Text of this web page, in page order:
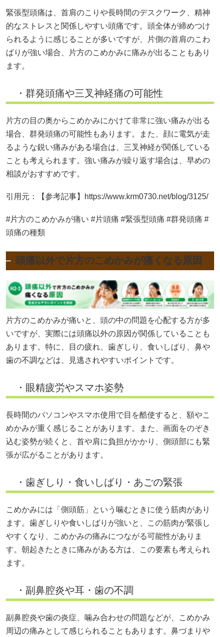
緊張型頭痛は、首肩のこりや長時間のデスクワーク、精神
的なストレスと関係しやすい頭痛です。頭全体が締めつけ
られるように感じることが多いですが、片側の首肩のこわ
ばりが強い場合、片方のこめかみに痛みが出ることもあり
ます。
・群発頭痛や三叉神経痛の可能性
片方の目の奥からこめかみにかけて非常に強い痛みが出る
場合、群発頭痛の可能性もあります。また、顔に電気が走
るような鋭い痛みがある場合は、三叉神経が関係している
ことも考えられます。強い痛みが繰り返す場合は、早めの
相談がおすすめです。
引用元：【参考記事】https://www.krm0730.net/blog/3125/
#片方のこめかみが痛い #片頭痛 #緊張型頭痛 #群発頭痛 #
頭痛の種類
頭痛以外で片方のこめかみが痛くなる原因
片方のこめかみが痛いと、頭の中の問題を心配する方が多
いですが、実際には頭痛以外の原因が関係していることも
あります。特に、目の疲れ、歯ぎしり、食いしばり、鼻や
歯の不調などは、見逃されやすいポイントです。
・眼精疲労やスマホ姿勢
長時間のパソコンやスマホ使用で目を酷使すると、額やこ
めかみが重く感じることがあります。また、画面をのぞき
込む姿勢が続くと、首や肩に負担がかかり、側頭部にも緊
張が広がることがあります。
・歯ぎしり・食いしばり・あごの緊張
こめかみには「側頭筋」という噛むときに使う筋肉があり
ます。歯ぎしりや食いしばりが強いと、この筋肉が緊張し
やすくなり、こめかみの痛みにつながる可能性がありま
す。朝起きたときに痛みがある方は、この要素も考えられ
ます。
・副鼻腔炎や耳・歯の不調
副鼻腔炎や歯の炎症、噛み合わせの問題などが、こめかみ
周辺の痛みとして感じられることもあります。鼻づまりや